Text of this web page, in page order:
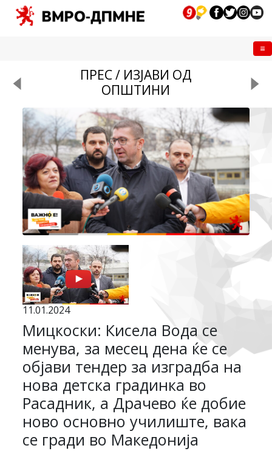
ПРЕС / ИЗЈАВИ ОД
ОПШТИНИ
11.01.2024
Мицкоски: Кисела Вода се
менува, за месец дена ќе се
објави тендер за изградба на
нова детска градинка во
Расадник, а Драчево ќе добие
ново основно училиште, вака
се гради во Македонија